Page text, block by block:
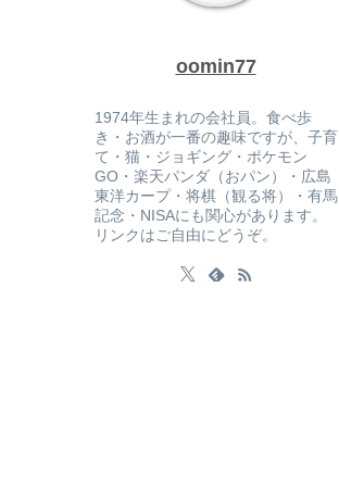
oomin77
1974年生まれの会社員。食べ歩
き・お酒が一番の趣味ですが、子育
て・猫・ジョギング・ポケモン
GO・楽天パンダ（おパン）・広島
東洋カープ・将棋（観る将）・有馬
記念・NISAにも関心があります。
リンクはご自由にどうぞ。